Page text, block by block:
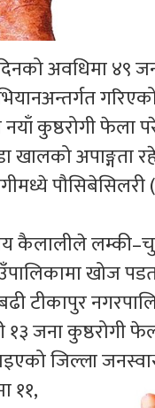
अवधिमा ४९
नयाँ कुष्ठरोगी
खालको अपाङ्गता
कैलालीले
खोज
टीकापुर
१३ जना कुष्ठरोगी
जिल्ला
११,